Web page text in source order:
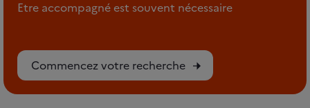
Etre accompagné est souvent nécessaire
Commencez votre recherche